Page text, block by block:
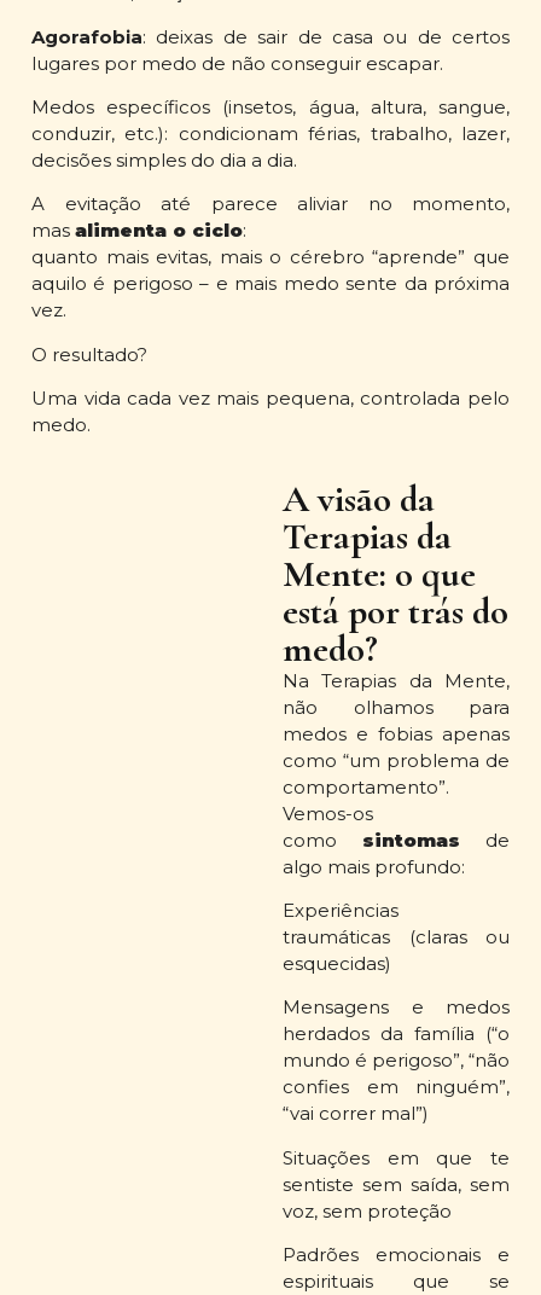
Agorafobia: deixas de sair de casa ou de certos
lugares por medo de não conseguir escapar.
Medos específicos (insetos, água, altura, sangue,
conduzir, etc.): condicionam férias, trabalho, lazer,
decisões simples do dia a dia.
A evitação até parece aliviar no momento,
mas alimenta o ciclo:
quanto mais evitas, mais o cérebro “aprende” que
aquilo é perigoso – e mais medo sente da próxima
vez.
O resultado?
Uma vida cada vez mais pequena, controlada pelo
medo.
A visão da
Terapias da
Mente: o que
está por trás do
medo?
Na Terapias da Mente,
não olhamos para
medos e fobias apenas
como “um problema de
comportamento”.
Vemos-os
como sintomas de
algo mais profundo:
Experiências
traumáticas (claras ou
esquecidas)
Mensagens e medos
herdados da família (“o
mundo é perigoso”, “não
confies em ninguém”,
“vai correr mal”)
Situações em que te
sentiste sem saída, sem
voz, sem proteção
Padrões emocionais e
espirituais que se